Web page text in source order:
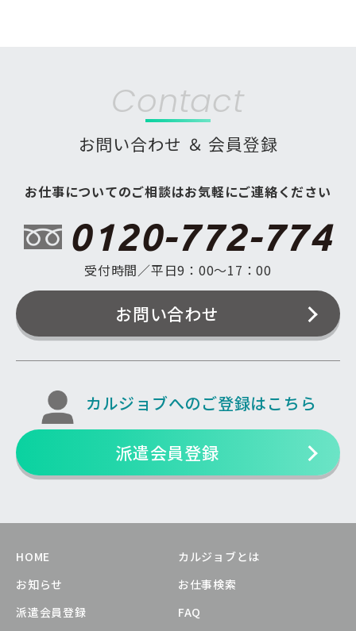
Contact
お問い合わせ ＆ 会員登録
お仕事についてのご相談はお気軽にご連絡ください
0120-772-774
受付時間／平日9：00〜17：00
お問い合わせ
カルジョブへのご登録はこちら
派遣会員登録
HOME
カルジョブとは
お知らせ
お仕事検索
派遣会員登録
FAQ